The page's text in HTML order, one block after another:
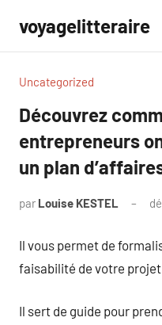
contenu
voyagelitteraire
Uncategorized
Découvrez
entrepreneurs
un plan
par Louise KESTEL
Il vous permet de
faisabilité de votre
Il sert de guide pour